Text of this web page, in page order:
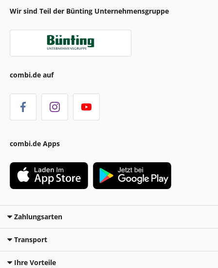
Wir sind Teil der Bünting Unternehmensgruppe
combi.de auf
combi.de Apps
Zahlungsarten
Transport
Ihre Vorteile